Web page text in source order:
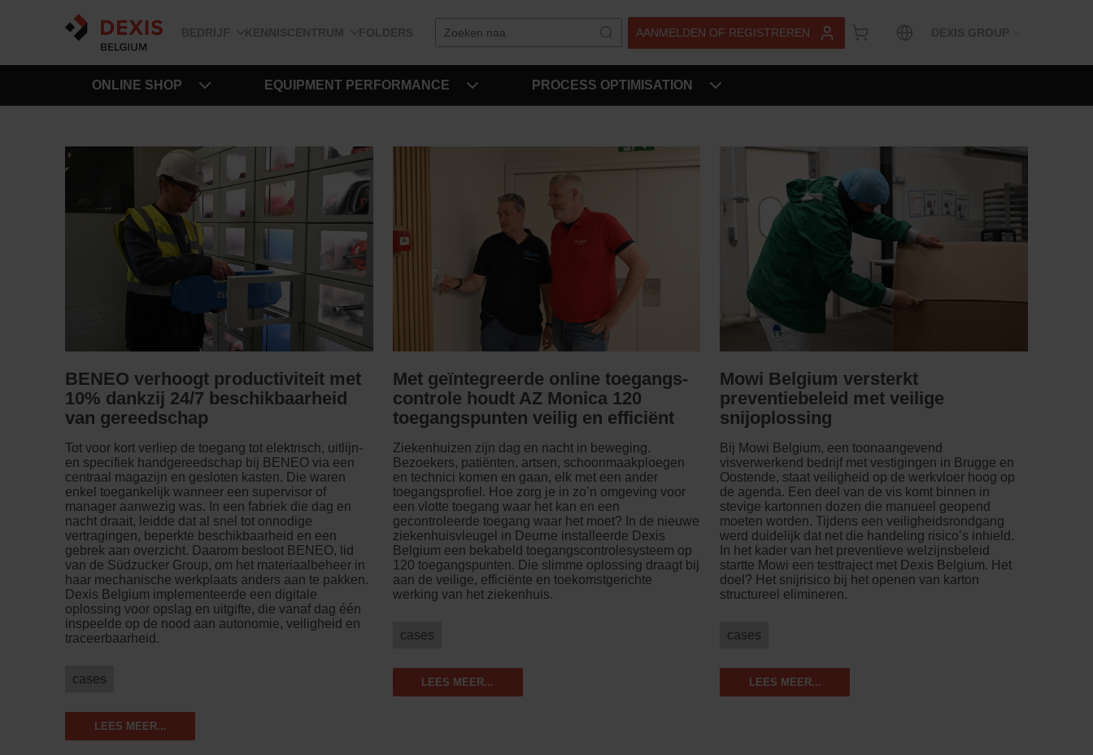
BEDRIJF KENNISCENTRUM FOLDERS AANMELDEN OF REGISTREREN DEXIS GROUP
ONLINE SHOP EQUIPMENT PERFORMANCE PROCESS OPTIMISATION
BENEO verhoogt productiviteit met
10% dankzij 24/7 beschikbaarheid
van gereedschap
Tot voor kort verliep de toegang tot elektrisch, uitlijn-
en specifiek hand­gereedschap bij BENEO via een
centraal magazijn en gesloten kasten. Die waren
enkel toegankelijk wanneer een supervisor of
manager aanwezig was. In een fabriek die dag en
nacht draait, leidde dat al snel tot onnodige
vertragingen, beperkte beschikbaarheid en een
gebrek aan overzicht. Daarom besloot BENEO, lid
van de Südzucker Group, om het materiaalbeheer in
haar mechanische werkplaats anders aan te pakken.
Dexis Belgium implementeerde een digitale
oplossing voor opslag en uitgifte, die vanaf dag één
inspeelde op de nood aan autonomie, veiligheid en
traceerbaarheid.
cases
LEES MEER...
Met geïntegreerde online toegangs­­
controle houdt AZ Monica 120
toegangs­punten veilig en efficiënt
Ziekenhuizen zijn dag en nacht in beweging.
Bezoekers, patiënten, artsen, schoonmaakploegen
en technici komen en gaan, elk met een ander
toegangsprofiel. Hoe zorg je in zo’n omgeving voor
een vlotte toegang waar het kan en een
gecontroleerde toegang waar het moet? In de nieuwe
ziekenhuisvleugel in Deurne installeerde Dexis
Belgium een bekabeld toegangscontrolesysteem op
120 toegangspunten. Die slimme oplossing draagt bij
aan de veilige, efficiënte en toekomstgerichte
werking van het ziekenhuis.
cases
LEES MEER...
Mowi Belgium versterkt
preventiebeleid met veilige
snijoplossing
Bij Mowi Belgium, een toonaangevend
visverwerkend bedrijf met vestigingen in Brugge en
Oostende, staat veiligheid op de werkvloer hoog op
de agenda. Een deel van de vis komt binnen in
stevige kartonnen dozen die manueel geopend
moeten worden. Tijdens een veiligheidsrondgang
werd duidelijk dat net die handeling risico’s inhield.
In het kader van het preventieve welzijnsbeleid
startte Mowi een testtraject met Dexis Belgium. Het
doel? Het snijrisico bij het openen van karton
structureel elimineren.
cases
LEES MEER...